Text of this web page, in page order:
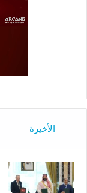
الأخيرة